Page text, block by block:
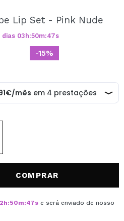
pode fazer as suas
o estado das suas
Lip Set - Pink Nude
dias 03 h:50m:47s
-15%
COMPRAR
h:50m:47s e será enviado de nosso